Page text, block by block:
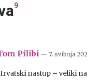
9
Pilibi — 7. svibnja
nastup – veliki